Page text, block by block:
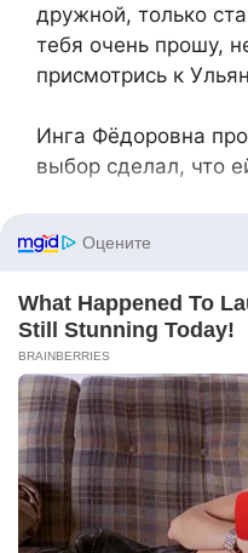
дружной, только
тебя очень прошу,
присмотрись к
Инга Фёдоровна
выбор сделал, что
— Уля, Ульяна,
Ярославом
Фёдоровна.
— Инга Фёдоровна,
Может, мы сами в
Смущённо
— Уля, ты и так
Выходные. Я